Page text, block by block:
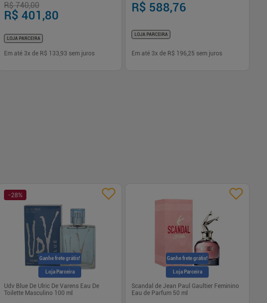
R$ 740,00
R$ 401,80
LOJA PARCEIRA
Em até 3x de R$ 133,93 sem juros
R$ 588,76
LOJA PARCEIRA
Em até 3x de R$ 196,25 sem juros
Ganhe frete grátis!
Loja Parceira
-28%
Udv Blue De Ulric De Varens Eau De
Toilette Masculino 100 ml
Ganhe frete grátis!
Loja Parceira
Scandal de Jean Paul Gaultier Feminino
Eau de Parfum 50 ml